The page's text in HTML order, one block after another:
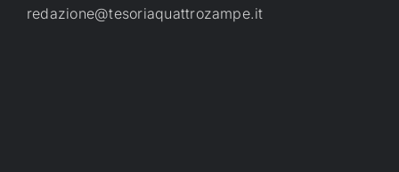
redazione@tesoriaquattrozampe.it